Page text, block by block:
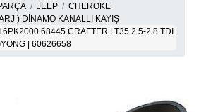
JEEP
CHEROKE
) DİNAMO KANALLI KAYIŞ
6PK2000 68445 CRAFTER LT35 2.5-2.8 TDI
| 60626658